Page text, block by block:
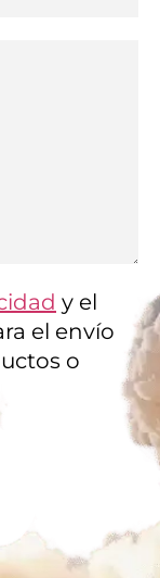
y el
el envío
o